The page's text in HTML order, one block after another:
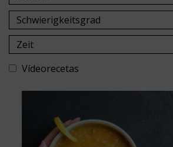
Vídeorecetas